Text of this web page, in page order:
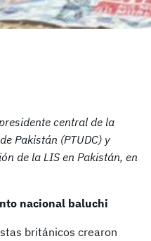
central de la
Pakistán (PTUDC) y
de la LIS en Pakistán, en
nacional baluchi
británicos crearon